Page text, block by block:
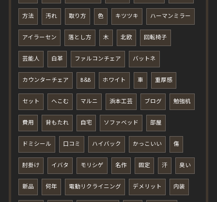
方法 汚れ 取り方 色 キツツキ ハーマンミラー
アイラーセン 落とし方 木 北欧 回転椅子
芸能人 白革 ファルコンチェア バットネ
カウンターチェア B&B ホワイト 車 重厚感
セット へこむ マルニ 浜本工芸 ブログ 勉強机
費用 背もたれ 自宅 ソファベッド 部屋
ドミシール 口コミ ハイバック かっこいい 傷
肘掛け イバタ モリシゲ 名作 固定 汗 臭い
新品 何年 電動リクライニング デメリット 内装